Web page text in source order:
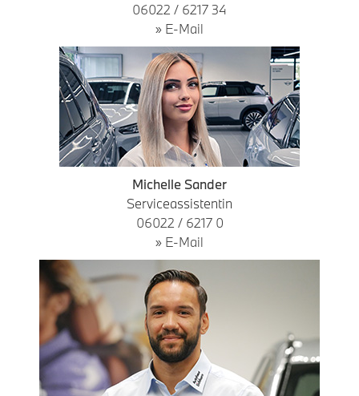
06022 / 6217 34
» E-Mail
Michelle Sander
Serviceassistentin
06022 / 6217 0
» E-Mail